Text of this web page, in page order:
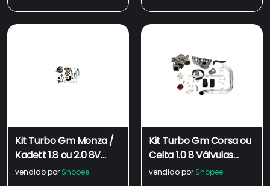
Kit Turbo Gm Monza /
Kadett 1.8 ou 2.0 8V
Injeção Multiponto
vendido por Shopee
Kit Turbo Gm Corsa ou
Celta 1.0 8 Válvulas
com Injeção
vendido por Shopee